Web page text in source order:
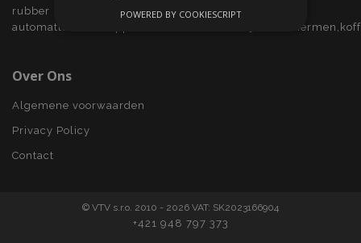
rubber
Over Ons
Algemene voorwaarden
Privacy Policy
Contact
© VTV s.r.o. 2010 - 2026 VAT: SK2023166904
+421 948 797 373
Strictly necessary cookies allow core website
functionality such as user login and account
POWERED BY COOKIESCRIPT